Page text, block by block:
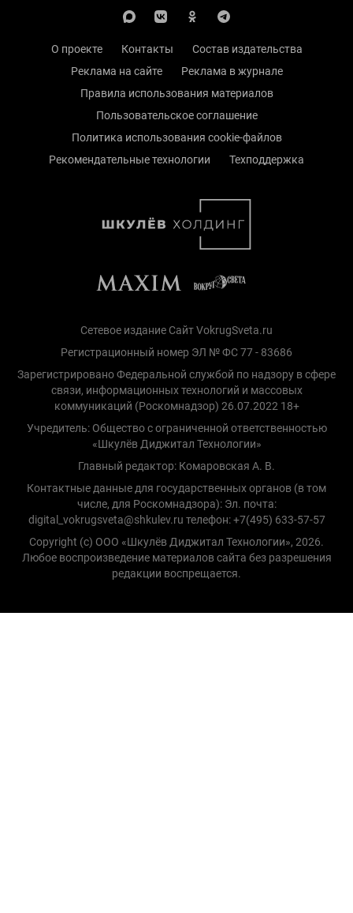
О проекте Контакты
Состав издательства
Реклама на сайте
Реклама в журнале
Правила использования материалов
Пользовательское соглашение
Политика использования cookie-файлов
Рекомендательные технологии
Техподдержка
Сетевое издание Сайт VokrugSveta.ru
Регистрационный номер ЭЛ № ФС 77 - 83686
Зарегистрировано Федеральной службой по надзору в сфере
связи, информационных технологий и массовых
коммуникаций (Роскомнадзор) 26.07.2022 18+
Учредитель: Общество с ограниченной ответственностью
«Шкулёв Диджитал Технологии»
Главный редактор: Комаровская А. В.
Контактные данные для государственных органов (в том
числе, для Роскомнадзора): Эл. почта:
digital_vokrugsveta@shkulev.ru телефон: +7(495) 633-57-57
Copyright (с) ООО «Шкулёв Диджитал Технологии», 2026.
Любое воспроизведение материалов сайта без разрешения
редакции воспрещается.